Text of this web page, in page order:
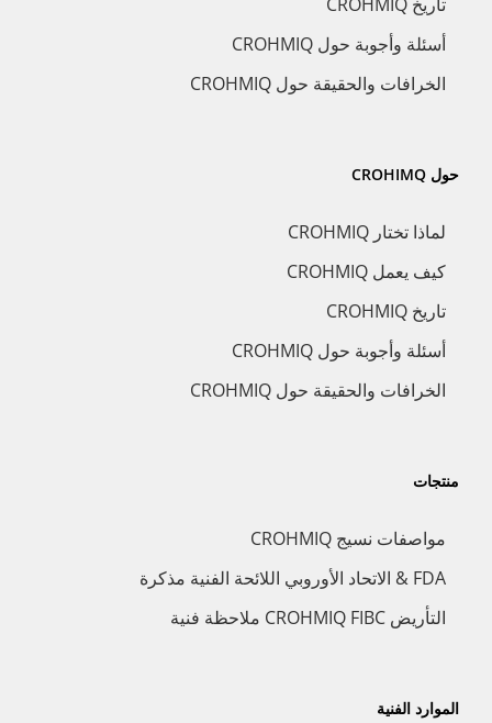
تاريخ CROHMIQ
أسئلة وأجوبة حول CROHMIQ
الخرافات والحقيقة حول CROHMIQ
حول CROHIMQ
لماذا تختار CROHMIQ
كيف يعمل CROHMIQ
تاريخ CROHMIQ
أسئلة وأجوبة حول CROHMIQ
الخرافات والحقيقة حول CROHMIQ
منتجات
مواصفات نسيج CROHMIQ
FDA & الاتحاد الأوروبي اللائحة الفنية مذكرة
التأريض CROHMIQ FIBC ملاحظة فنية
الموارد الفنية